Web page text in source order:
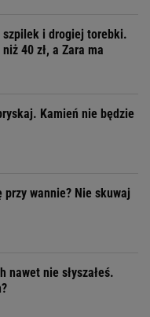
i drogiej torebki.
40 zł, a Zara ma
Kamień nie będzie
wannie? Nie skuwaj
nawet nie słyszałeś.